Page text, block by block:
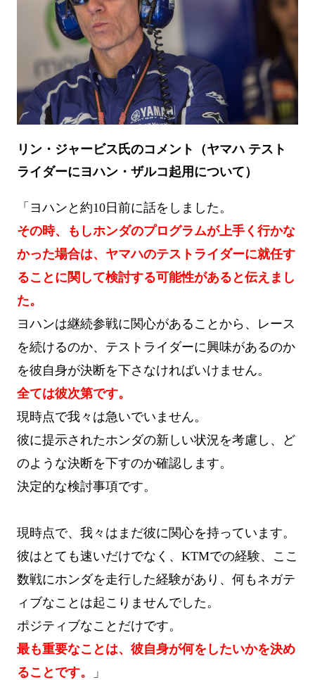
リン・ジャービス氏のコメント（ヤマハ テスト
ライダーにヨハン・ザルコ起用について）
「ヨハンと約10日前に話をしました。
その時、もしホンダのプログラムが上手く行かな
かった場合は、ヤマハのテストライダーに就任す
ることに関して検討する可能性があると伝えまし
た。
ヨハンは継続参戦に関心があることから、レース
を続けるのか、テストライダーに興味があるのか
を彼自身が決断を下さなければいけません。
全ては彼次第です。
現時点で我々は急いでいません。
彼に提示されたホンダの新しい状況を考慮し、ど
のような決断を下すのか確認します。
決定的な検討事項です。
現時点で、我々はまだ彼に関心を持っています。
彼はとても速いだけでなく、KTMでの経験、ここ
数戦にホンダを走行した経験があり、何もネガテ
ィブなことは起こりませんでした。
ポジティブなことだけです。
最も重要なことは、彼自身が何をしたいかを決め
ることです。
」